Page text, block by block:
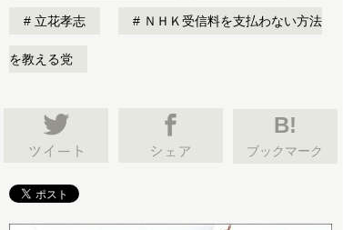
立花孝志 ＮＨＫ受信料を支払わない方法
を教える党
B!
ブックマーク